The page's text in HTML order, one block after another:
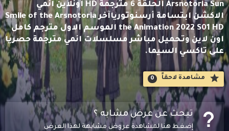
Arsnotoria Sun الحلقة 6 مترجمة HD اونلاين انمي
الاكشن ابتسامة أرسنوتورياآخر Smile of the Arsnotoria
the Animation 2022 S01 HD الموسم الاول مترجم كامل
اون لاين وتحميل مباشر مسلسلات انمي مترجمة حصريا
على تاكسي السيما.
مشاهدة لاحقاََ 0
تبحث عن عرض مشابه ؟
إضغط هنا لمشاهدة عروض مشابهة لهذا العرض